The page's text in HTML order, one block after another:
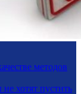
методов
хотят пустить